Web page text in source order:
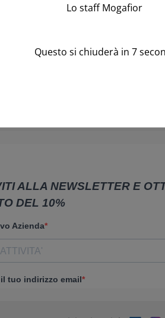
Lo staff Mogafior
Questo si chiuderà in 7